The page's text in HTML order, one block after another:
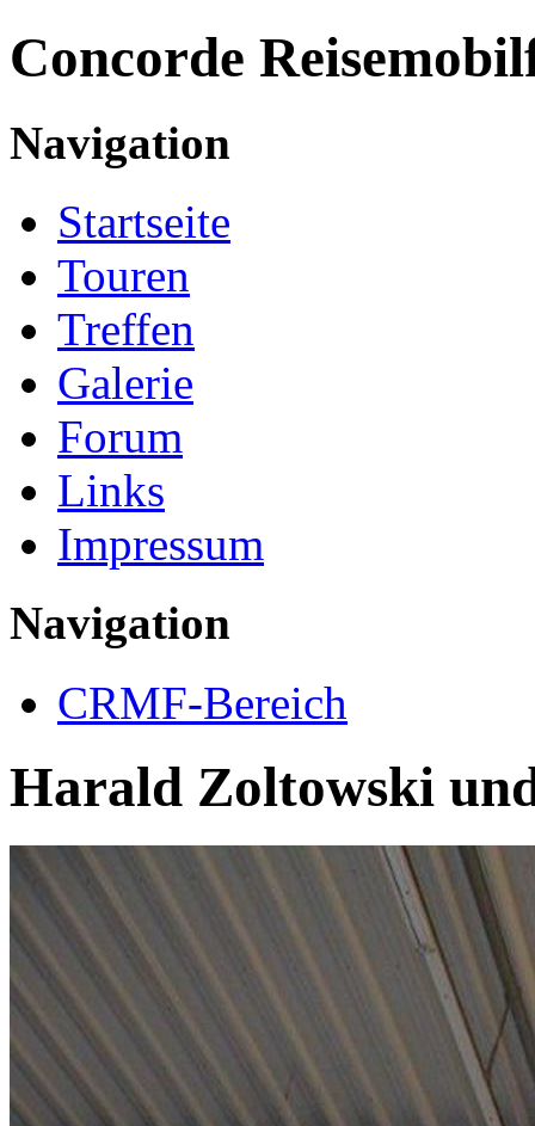
Concorde
Navigation
Startseite
Touren
Treffen
Galerie
Forum
Links
Impressum
Navigation
CRMF-Bereich
Harald Zoltowski